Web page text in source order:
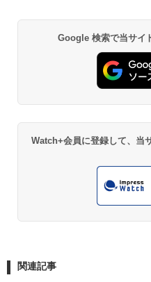
Google 検索で当サイ
Watch+会員に登録して、当
関連記事